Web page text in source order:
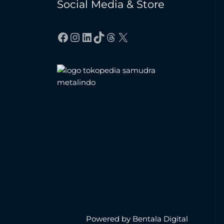
Social Media & Store
Facebook
Instagram
LinkedIn
TikTok
Threads
X
Powered by Bentala Digital